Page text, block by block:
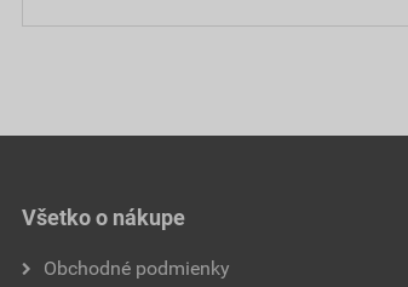
Všetko o nákupe
Obchodné podmienky